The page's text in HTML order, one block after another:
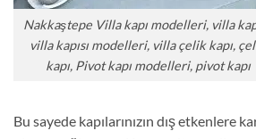
Nakkaştepe Villa kapı modelleri, villa
villa kapısı modelleri, villa çelik kapı,
kapı, Pivot kapı modelleri, pivot kapı
Bu sayede kapılarınızın dış etkenlere